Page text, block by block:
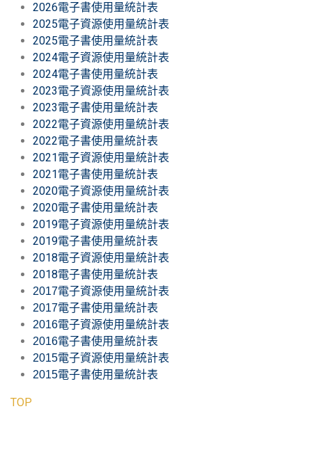
2026電子書使用量統計表
2025電子資源使用量統計表
2025電子書使用量統計表
2024電子資源使用量統計表
2024電子書使用量統計表
2023電子資源使用量統計表
2023電子書使用量統計表
2022電子資源使用量統計表
2022電子書使用量統計表
2021電子資源使用量統計表
2021電子書使用量統計表
2020電子資源使用量統計表
2020電子書使用量統計表
2019電子資源使用量統計表
2019電子書使用量統計表
2018電子資源使用量統計表
2018電子書使用量統計表
2017電子資源使用量統計表
2017電子書使用量統計表
2016電子資源使用量統計表
2016電子書使用量統計表
2015電子資源使用量統計表
2015電子書使用量統計表
TOP